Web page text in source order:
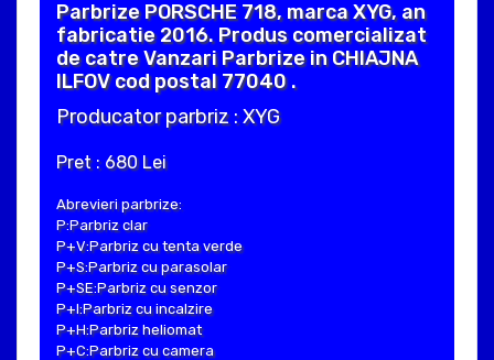
Parbrize PORSCHE 718, marca XYG, an
fabricatie 2016. Produs comercializat
de catre Vanzari Parbrize in CHIAJNA
ILFOV cod postal 77040 .
Producator parbriz : XYG
Pret : 680 Lei
Abrevieri parbrize:
P:Parbriz clar
P+V:Parbriz cu tenta verde
P+S:Parbriz cu parasolar
P+SE:Parbriz cu senzor
P+I:Parbriz cu incalzire
P+H:Parbriz heliomat
P+C:Parbriz cu camera